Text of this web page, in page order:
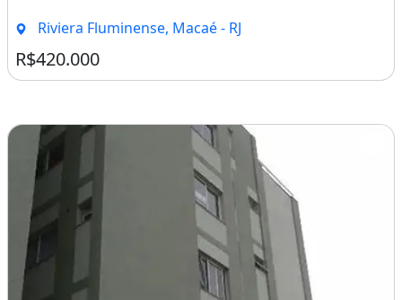
Riviera Fluminense, Macaé - RJ
R$420.000